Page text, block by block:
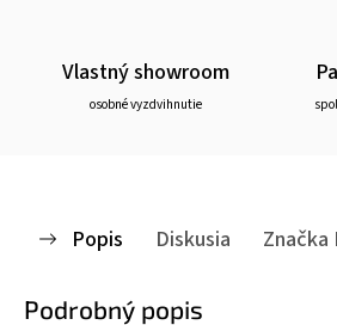
Vlastný showroom
osobné vyzdvihnutie
Popis Diskusia Značka
Podrobný popis